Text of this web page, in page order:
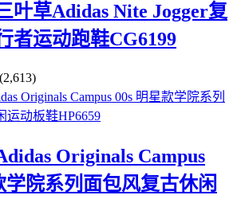
叶草Adidas Nite Jogger复
者运动跑鞋CG6199
(2,613)
Originals Campus
学院系列面包风复古休闲